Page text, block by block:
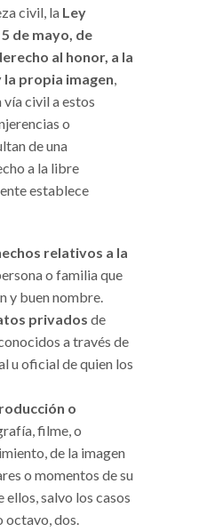
civil, la Ley
de mayo, de
al honor, a la
propia imagen,
civil a estos
o
de una
a la libre
establece
relativos a la
o familia que
y buen nombre.
privados de
a través de
u oficial de quien los
o
filme, o
de la imagen
o momentos de su
salvo los casos
octavo, dos.